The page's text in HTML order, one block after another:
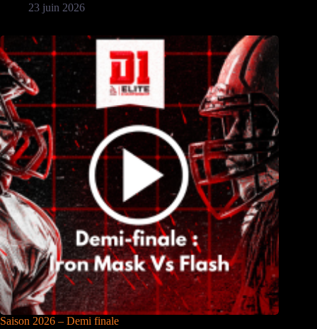
23 juin 2026
Saison 2026 – Demi finale